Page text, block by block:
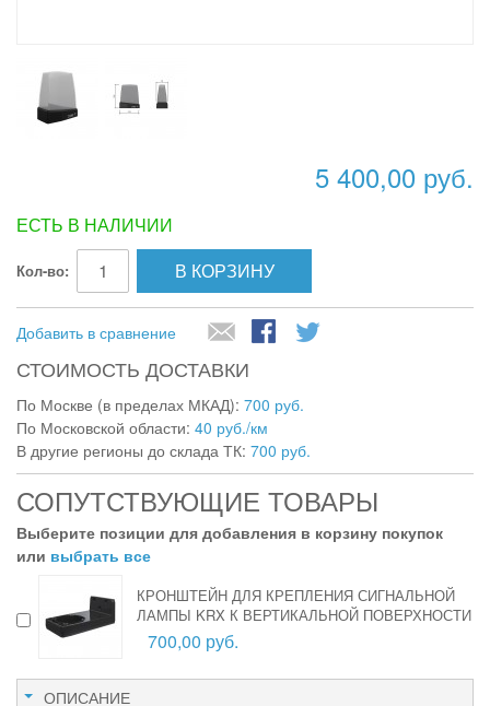
5 400,00 руб.
ЕСТЬ В НАЛИЧИИ
Кол-во: В КОРЗИНУ
Добавить в сравнение
СТОИМОСТЬ ДОСТАВКИ
По Москве (в пределах МКАД): 700 руб.
По Московской области: 40 руб./км
В другие регионы до склада ТК: 700 руб.
СОПУТСТВУЮЩИЕ ТОВАРЫ
Выберите позиции для добавления в корзину покупок
или выбрать все
КРОНШТЕЙН ДЛЯ КРЕПЛЕНИЯ СИГНАЛЬНОЙ
ЛАМПЫ KRX К ВЕРТИКАЛЬНОЙ ПОВЕРХНОСТИ
700,00 руб.
ОПИСАНИЕ